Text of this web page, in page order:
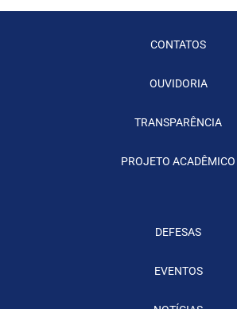
CONTATOS
OUVIDORIA
TRANSPARÊNCIA
PROJETO ACADÊMICO
DEFESAS
EVENTOS